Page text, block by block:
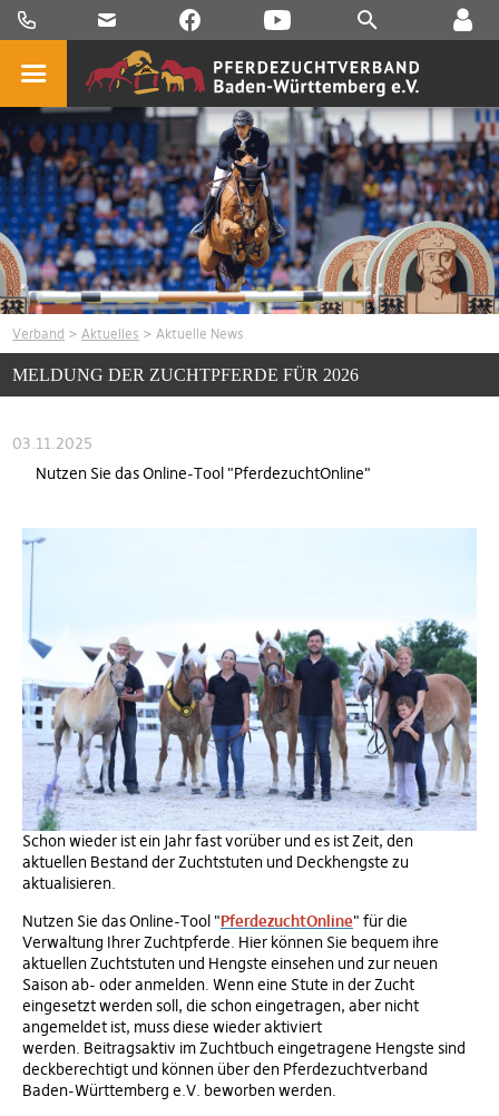
Verband >Aktuelles > Aktuelle News
MELDUNG DER ZUCHTPFERDE FÜR 2026
03.11.2025
Nutzen Sie das Online-Tool "PferdezuchtOnline"
Schon wieder ist ein Jahr fast vorüber und es ist Zeit, den
aktuellen Bestand der Zuchtstuten und Deckhengste zu
aktualisieren.
Nutzen Sie das Online-Tool "PferdezuchtOnline" für die
Verwaltung Ihrer Zuchtpferde. Hier können Sie bequem ihre
aktuellen Zuchtstuten und Hengste einsehen und zur neuen
Saison ab- oder anmelden. Wenn eine Stute in der Zucht
eingesetzt werden soll, die schon eingetragen, aber nicht
angemeldet ist, muss diese wieder aktiviert
werden. Beitragsaktiv im Zuchtbuch eingetragene Hengste sind
deckberechtigt und können über den Pferdezuchtverband
Baden-Württemberg e.V. beworben werden.